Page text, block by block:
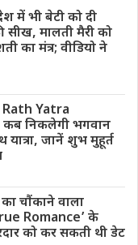
में भी बेटी को दी
सीख, मालती मैरी को
का मंत्र; वीडियो ने
Yatra
निकलेगी भगवान
यात्रा, जानें शुभ मुहूर्त
चौंकाने वाला
Romance’ के
को कर सकती थी डेट